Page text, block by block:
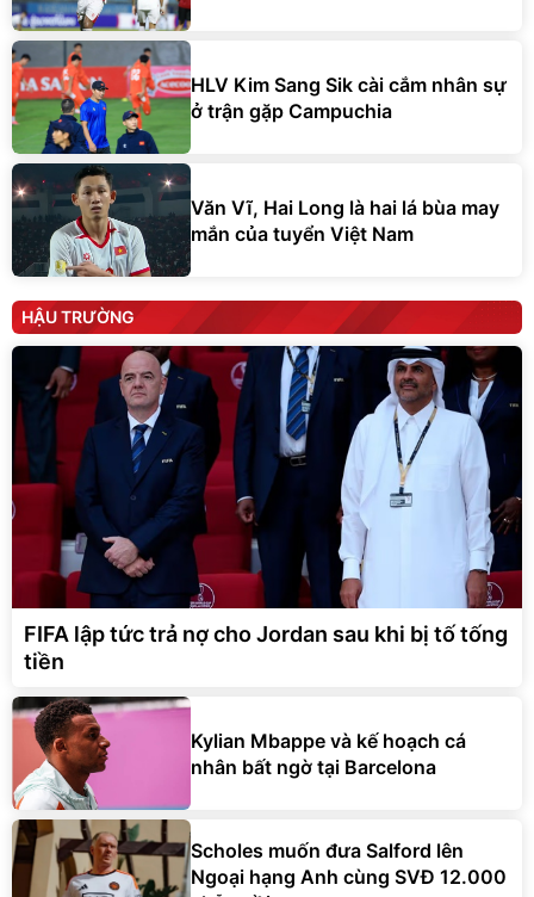
HLV Kim Sang Sik cài cắm nhân sự
ở trận gặp Campuchia
Văn Vĩ, Hai Long là hai lá bùa may
mắn của tuyển Việt Nam
HẬU TRƯỜNG
FIFA lập tức trả nợ cho Jordan sau khi bị tố tống
tiền
Kylian Mbappe và kế hoạch cá
nhân bất ngờ tại Barcelona
Scholes muốn đưa Salford lên
Ngoại hạng Anh cùng SVĐ 12.000